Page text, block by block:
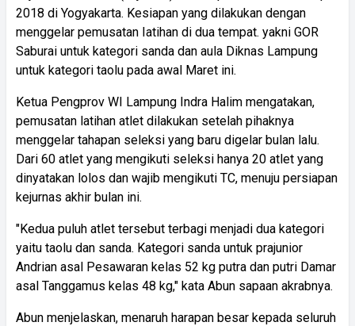
2018 di Yogyakarta. Kesiapan yang dilakukan dengan
menggelar pemusatan Iatihan di dua tempat. yakni GOR
Saburai untuk kategori sanda dan aula Diknas Lampung
untuk kategori taolu pada awal Maret ini.
Ketua Pengprov WI Lampung Indra Halim mengatakan,
pemusatan latihan atlet dilakukan setelah pihaknya
menggelar tahapan seleksi yang baru digelar bulan lalu.
Dari 60 atlet yang mengikuti seleksi hanya 20 atlet yang
dinyatakan lolos dan wajib mengikuti TC, menuju persiapan
kejurnas akhir bulan ini.
"Kedua puluh atlet tersebut terbagi menjadi dua kategori
yaitu taolu dan sanda. Kategori sanda untuk prajunior
Andrian asal Pesawaran kelas 52 kg putra dan putri Damar
asal Tanggamus kelas 48 kg," kata Abun sapaan akrabnya.
Abun menjelaskan, menaruh harapan besar kepada seluruh